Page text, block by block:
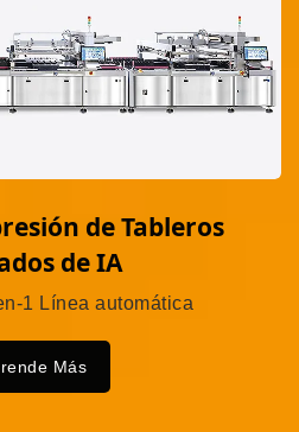
de Tableros
de IA
1 Línea automática
Más